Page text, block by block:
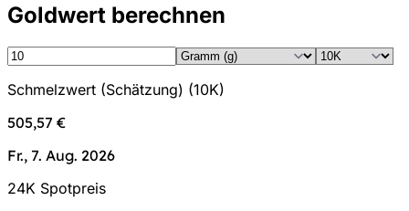
Goldwert berechnen
Schmelzwert (Schätzung) (10K)
505,57 €
Fr., 7. Aug. 2026
24K Spotpreis